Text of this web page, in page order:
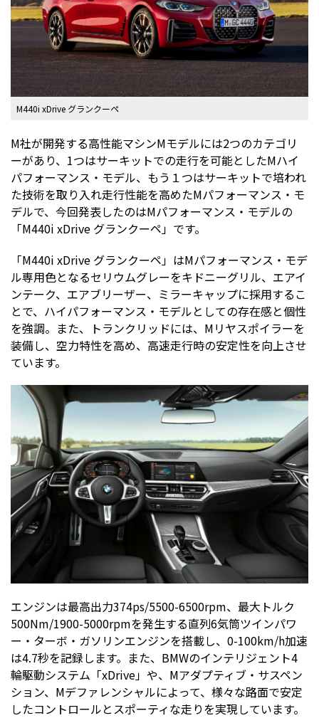
M440i xDrive グランクーペ
M社が開発する高性能マシンMモデルには2つのカテゴリ
ーがあり、1つはサーキットでの走行を可能としたMハイ
パフォーマンス・モデル、もう１つはサーキットで培われ
た技術を取り入れ走行性能を高めたMパフォーマンス・モ
デルで、今回発表したのはMパフォーマンス・モデルの
「M440i xDrive グランクーペ」です。
「M440i xDrive グランクーペ」はMパフォーマンス・モデ
ル専用色となるセリウムグレーをキドニーグリル、エアイ
ンテーク、エアブリーザー、ミラーキャップに採用するこ
とで、ハイパフォーマンス・モデルとしての存在感と個性
を強調。また、トランクリッドには、Mリヤスポイラーを
装備し、空力特性を高め、高速走行時の安定性を向上させ
ています。
エンジンは最高出力374ps/5500-6500rpm、最大トルク
500Nm/1900-5000rpmを発生する直列6気筒ツインパワ
ー・ターボ・ガソリンエンジンを搭載し、0-100km/h加速
は4.7秒を記録します。また、BMWのインテリジェント4
輪駆動システム「xDrive」や、Mアダプティブ・サスペン
ション、Mデファレンシャルによって、様々な路面で安定
したコントロールとスポーティな走りを実現しています。